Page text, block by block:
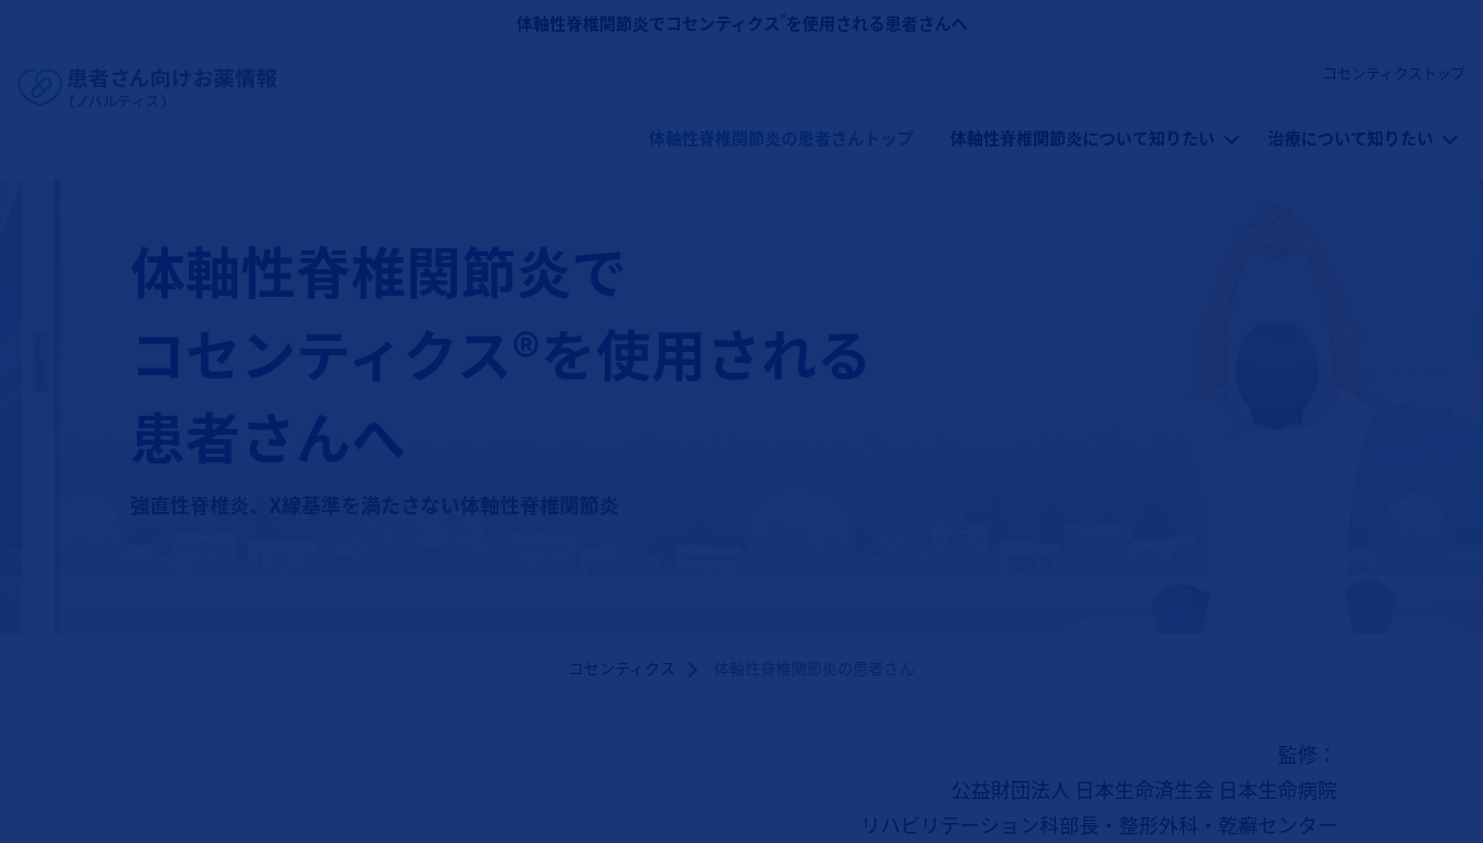
メインコンテンツに移動
体軸性脊椎関節炎でコセンティクス を使用される患者さんへ
Site Logo
コセンティクストップ
体軸性脊椎関節炎の患者さんトップ 体軸性脊椎関節炎について知りたい 治療について知りたい
コセンティクス 体軸性脊椎関節炎の患者さん
監修：
公益財団法人 日本生命済生会 日本生命病院
リハビリテーション科部長・整形外科・乾癬センター